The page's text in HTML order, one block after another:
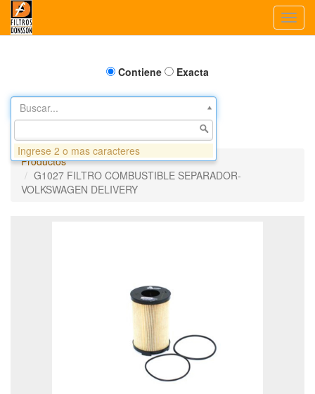
Contiene Exacta
Buscar...
Productos
G1027 FILTRO COMBUSTIBLE SEPARADOR-
VOLKSWAGEN DELIVERY
Ingrese 2 o mas caracteres